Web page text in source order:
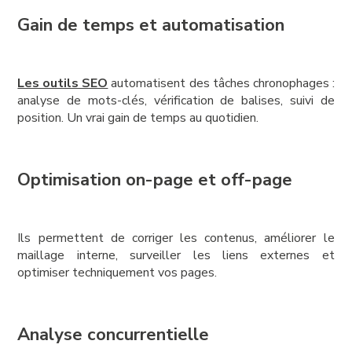
Gain de temps et automatisation
Les outils SEO automatisent des tâches chronophages :
analyse de mots-clés, vérification de balises, suivi de
position. Un vrai gain de temps au quotidien.
Optimisation on-page et off-page
Ils permettent de corriger les contenus, améliorer le
maillage interne, surveiller les liens externes et
optimiser techniquement vos pages.
Analyse concurrentielle